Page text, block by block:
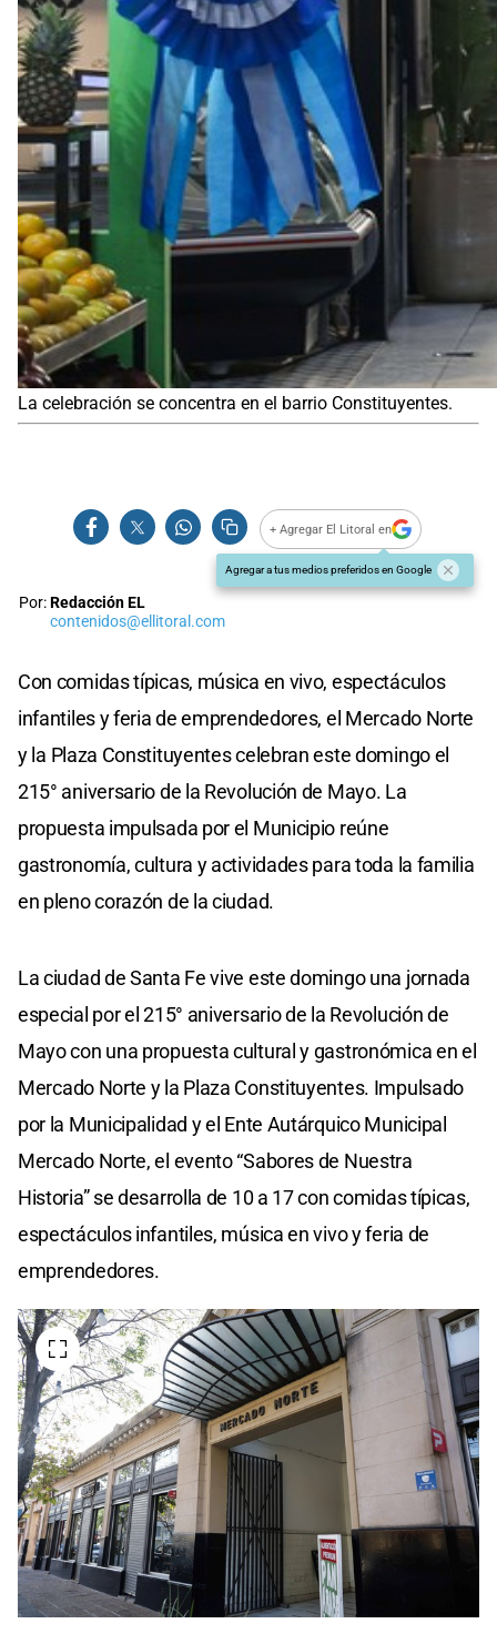
La celebración se concentra en el barrio Constituyentes.
+ Agregar El Litoral en
Agregar a tus medios preferidos en Google
Por:Redacción EL
contenidos@ellitoral.com
Con comidas típicas, música en vivo, espectáculos
infantiles y feria de emprendedores, el Mercado Norte
y la Plaza Constituyentes celebran este domingo el
215° aniversario de la Revolución de Mayo. La
propuesta impulsada por el Municipio reúne
gastronomía, cultura y actividades para toda la familia
en pleno corazón de la ciudad.
La ciudad de Santa Fe vive este domingo una jornada
especial por el 215° aniversario de la Revolución de
Mayo con una propuesta cultural y gastronómica en el
Mercado Norte y la Plaza Constituyentes. Impulsado
por la Municipalidad y el Ente Autárquico Municipal
Mercado Norte, el evento “Sabores de Nuestra
Historia” se desarrolla de 10 a 17 con comidas típicas,
espectáculos infantiles, música en vivo y feria de
emprendedores.